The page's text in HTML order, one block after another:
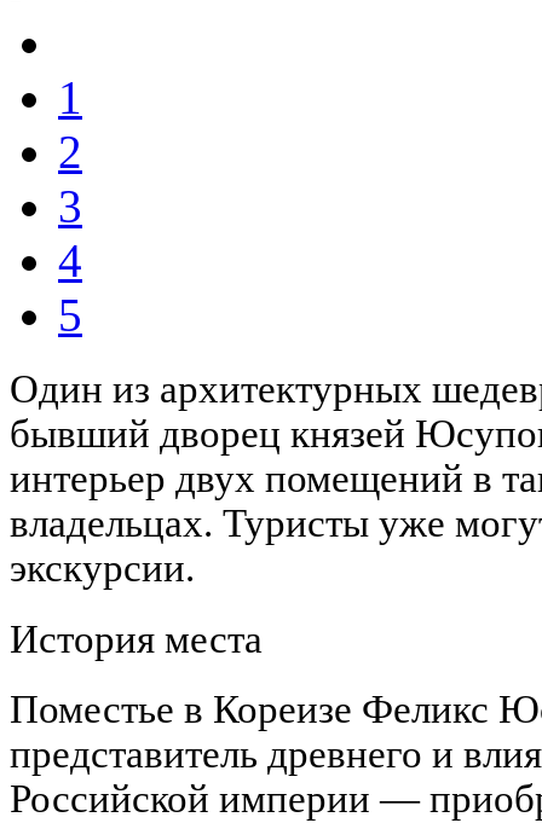
1
2
3
4
5
Один из архитектурных
бывший дворец князей
интерьер двух помещений в
владельцах. Туристы уже
экскурсии.
История места
Поместье в Кореизе Феликс
представитель древнего и
Российской империи —